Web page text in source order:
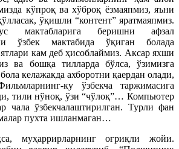
кўпроқ ва хўброқ ёзмаяпмиз, яъни
ўқиш­ли “контент” яратмаяпмиз.
мактабларига беришни афзал
ўзбек мактабида ўқиган болада
кам деб ҳисоблаймиз. Аксар яхши
ва бошқа тилларда бўлса, ўзимизга
келажакда ахборотни қаердан олади,
ку ўзбекча таржимасига
тили нўноқ, ўзи “чўлоқ”… Компьютер
чала ўзбекчалаштирилган. Турли фан
пухта ишланмаган…
муҳаррирларнинг оғриқли жойи.